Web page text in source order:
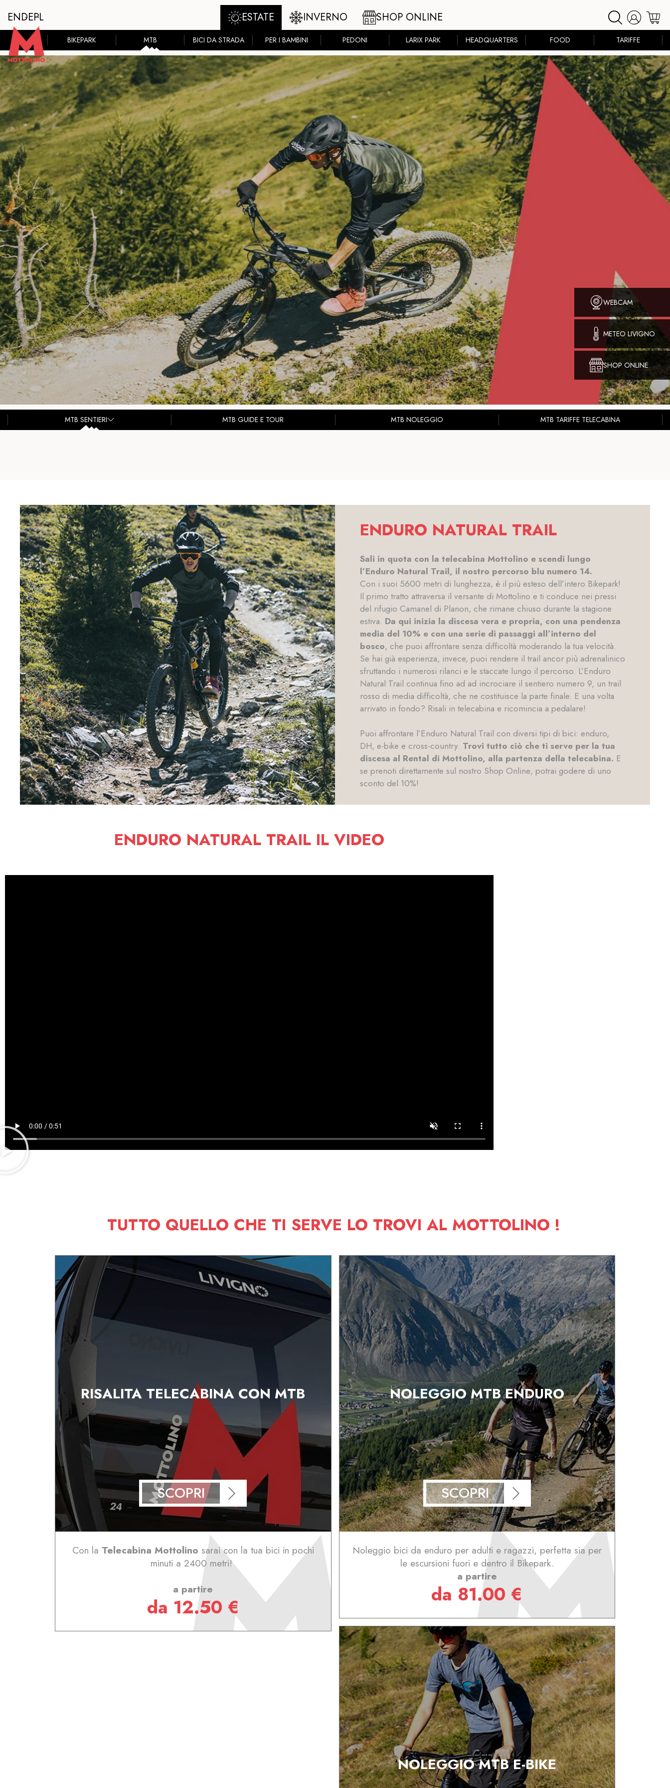
ESTATE INVERNO SHOP ONLINE
ENDEPL
BIKEPARK MTB BICI DA STRADA PER I BAMBINI PEDONI LARIX PARK HEADQUARTERS FOOD TARIFFE
WEBCAM
METEO LIVIGNO
SHOP ONLINE
MTB SENTIERI MTB GUIDE E TOUR MTB NOLEGGIO MTB TARIFFE TELECABINA
ENDURO NATURAL TRAIL
Sali in quota con la telecabina Mottolino e scendi lungo
l’Enduro Natural Trail, il nostro percorso blu numero 14.
Con i suoi 5600 metri di lunghezza, è il più esteso dell’intero Bikepark!
Il primo tratto attraversa il versante di Mottolino e ti conduce nei pressi
del rifugio Camanel di Planon, che rimane chiuso durante la stagione
estiva. Da qui inizia la discesa vera e propria, con una pendenza
media del 10% e con una serie di passaggi all’interno del
bosco, che puoi affrontare senza difficoltà moderando la tua velocità.
Se hai già esperienza, invece, puoi rendere il trail ancor più adrenalinico
sfruttando i numerosi rilanci e le staccate lungo il percorso. L’Enduro
Natural Trail continua fino ad ad incrociare il sentiero numero 9, un trail
rosso di media difficoltà, che ne costituisce la parte finale. E una volta
arrivato in fondo? Risali in telecabina e ricomincia a pedalare!
Puoi affrontare l’Enduro Natural Trail con diversi tipi di bici: enduro,
DH, e-bike e cross-country. Trovi tutto ciò che ti serve per la tua
discesa al Rental di Mottolino, alla partenza della telecabina. E
se prenoti direttamente sul nostro Shop Online, potrai godere di uno
sconto del 10%!
ENDURO NATURAL TRAIL IL VIDEO
TUTTO QUELLO CHE TI SERVE LO TROVI AL MOTTOLINO !
RISALITA TELECABINA CON MTB
SCOPRI
Con la Telecabina Mottolino sarai con la tua bici in pochi
minuti a 2400 metri!
a partire
da 12.50 €
NOLEGGIO MTB ENDURO
SCOPRI
Noleggio bici da enduro per adulti e ragazzi, perfetta sia per
le escursioni fuori e dentro il Bikepark.
a partire
da 81.00 €
NOLEGGIO MTB E-BIKE